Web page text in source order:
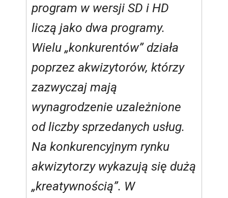
program w wersji SD i HD
liczą jako dwa programy.
Wielu „konkurentów” działa
poprzez akwizytorów, którzy
zazwyczaj mają
wynagrodzenie uzależnione
od liczby sprzedanych usług.
Na konkurencyjnym rynku
akwizytorzy wykazują się dużą
„kreatywnością”. W